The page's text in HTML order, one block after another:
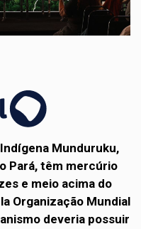
Munduruku,
Pará, têm mercúrio
e meio acima do
Organização Mundial
deveria possuir